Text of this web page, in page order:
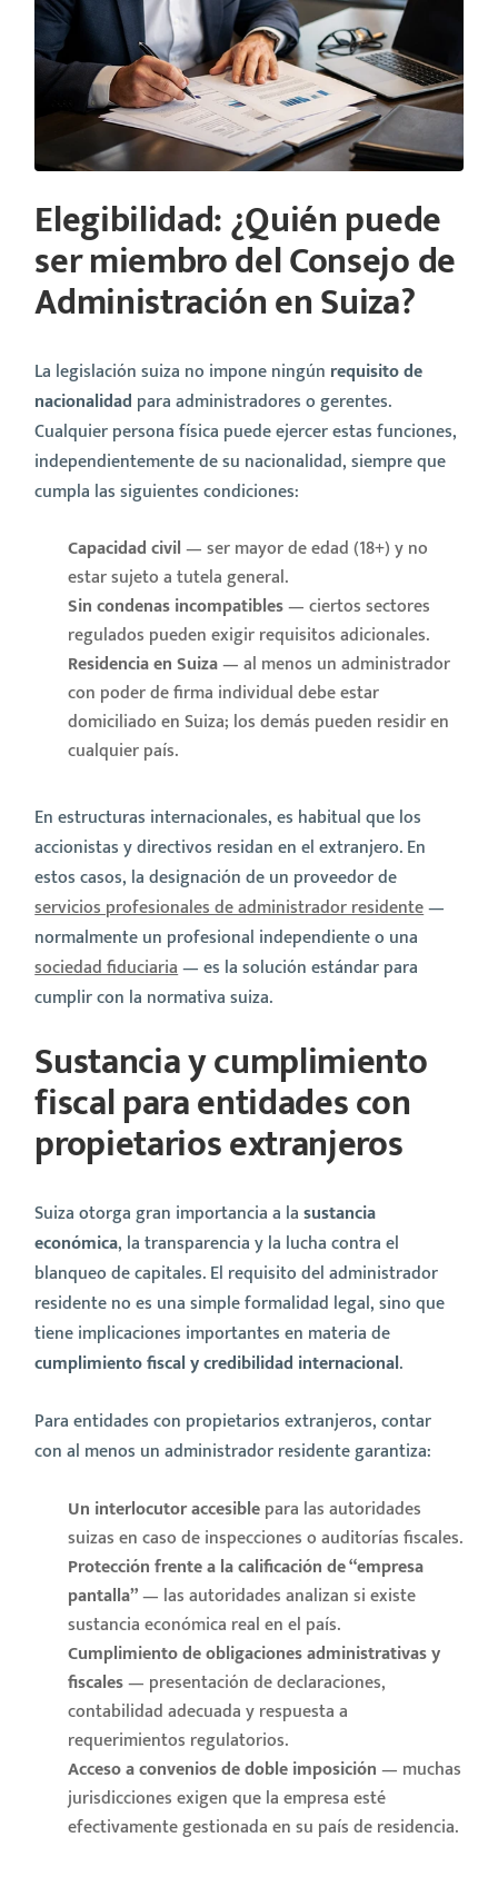
Elegibilidad: ¿Quién puede
ser miembro del Consejo de
Administración en Suiza?
La legislación suiza no impone ningún requisito de
nacionalidad para administradores o gerentes.
Cualquier persona física puede ejercer estas funciones,
independientemente de su nacionalidad, siempre que
cumpla las siguientes condiciones:
Capacidad civil— ser mayor de edad (18+) y no
estar sujeto a tutela general.
Sin condenas incompatibles— ciertos sectores
regulados pueden exigir requisitos adicionales.
Residencia en Suiza— al menos un administrador
con poder de firma individual debe estar
domiciliado en Suiza; los demás pueden residir en
cualquier país.
En estructuras internacionales, es habitual que los
accionistas y directivos residan en el extranjero. En
estos casos, la designación de un proveedor de
servicios profesionales de administrador residente—
normalmente un profesional independiente o una
sociedad fiduciaria— es la solución estándar para
cumplir con la normativa suiza.
Sustancia y cumplimiento
fiscal para entidades con
propietarios extranjeros
Suiza otorga gran importancia a lasustancia
económica, la transparencia y la lucha contra el
blanqueo de capitales. El requisito del administrador
residente no es una simple formalidad legal, sino que
tiene implicaciones importantes en materia de
cumplimiento fiscal y credibilidad internacional.
Para entidades con propietarios extranjeros, contar
con al menos un administrador residente garantiza:
Un interlocutor accesiblepara las autoridades
suizas en caso de inspecciones o auditorías fiscales.
Protección frente a la calificación de “empresa
pantalla”— las autoridades analizan si existe
sustancia económica real en el país.
Cumplimiento de obligaciones administrativas y
fiscales— presentación de declaraciones,
contabilidad adecuada y respuesta a
requerimientos regulatorios.
Acceso a convenios de doble imposición— muchas
jurisdicciones exigen que la empresa esté
efectivamente gestionada en su país de residencia.